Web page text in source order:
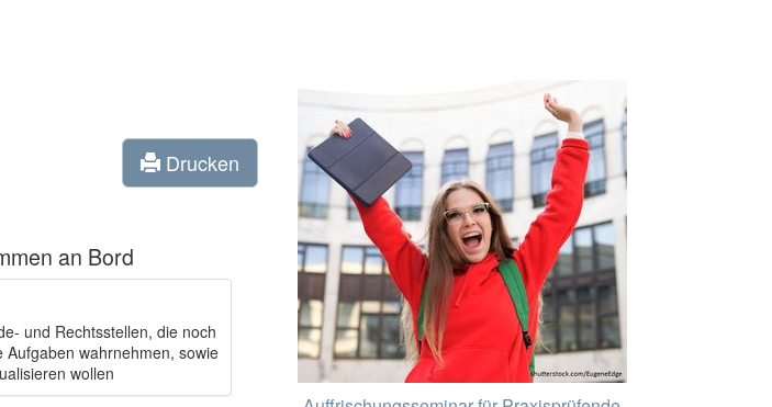
Drucken
an Bord
und Rechtsstellen, die noch
wahrnehmen, sowie
wollen